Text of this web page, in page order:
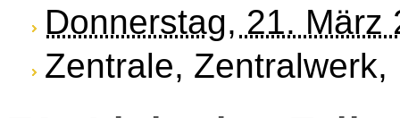
Donnerstag, 21. März
Zentrale,